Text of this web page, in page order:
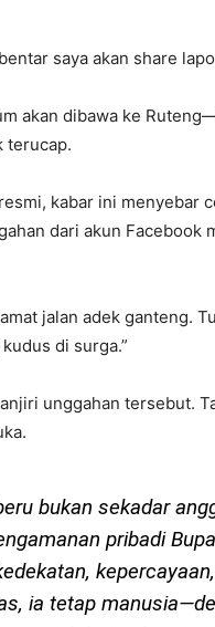
saya akan share
akan dibawa ke
terucap.
kabar ini menyebar
dari akun Facebook
jalan adek ganteng.
di surga.”
unggahan tersebut.
bukan sekadar
pribadi
ia tetap